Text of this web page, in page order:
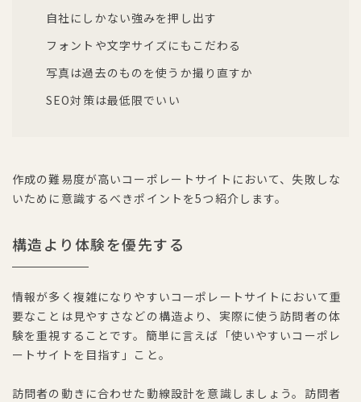
自社にしかない強みを押し出す
フォントや文字サイズにもこだわる
写真は過去のものを使うか撮り直すか
SEO対策は最低限でいい
作成の難易度が高いコーポレートサイトにおいて、失敗しな
いために意識するべきポイントを5つ紹介します。
構造より体験を優先する
情報が多く複雑になりやすいコーポレートサイトにおいて重
要なことは見やすさなどの構造より、実際に使う訪問者の体
験を重視することです。簡単に言えば「使いやすいコーポレ
ートサイトを目指す」こと。
訪問者の動きに合わせた動線設計を意識しましょう。訪問者